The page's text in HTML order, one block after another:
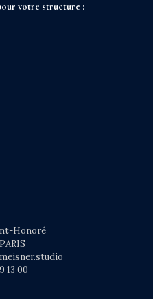
votre structure :
Honoré
13 00